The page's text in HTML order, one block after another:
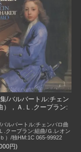
/バルバートル:チェン
），Ａ.Ｌ.クープラン:
ルバートル:チェンバロ曲
.クープラン:組曲/Ｇ.レオン
）/独HM:1C 065-99922
円)